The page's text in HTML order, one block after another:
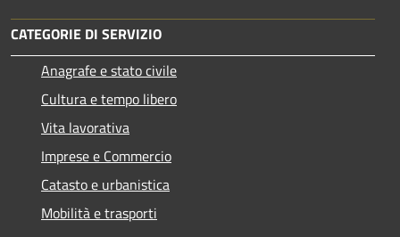
CATEGORIE DI SERVIZIO
Anagrafe e stato civile
Cultura e tempo libero
Vita lavorativa
Imprese e Commercio
Catasto e urbanistica
Mobilità e trasporti